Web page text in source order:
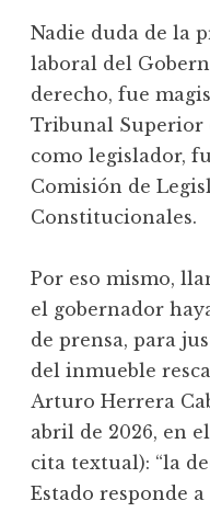
Nadie duda de la
laboral del
derecho, fue
Tribunal Superior
como legislador,
Comisión de
Constitucionales.
Por eso mismo,
el gobernador
de prensa, para
del inmueble
Arturo Herrera
abril de 2026, en
cita textual): “la
Estado responde